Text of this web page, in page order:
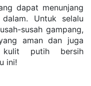
dapat menunjang
Untuk selalu
susah gampang,
aman dan juga
putih bersih
ini!